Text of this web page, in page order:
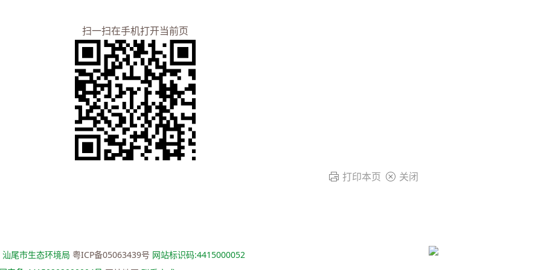
扫一扫在手机打开当前页
打印本页 关闭
尾市生态环境局 粤ICP备05063439号 网站标识码:4415000052